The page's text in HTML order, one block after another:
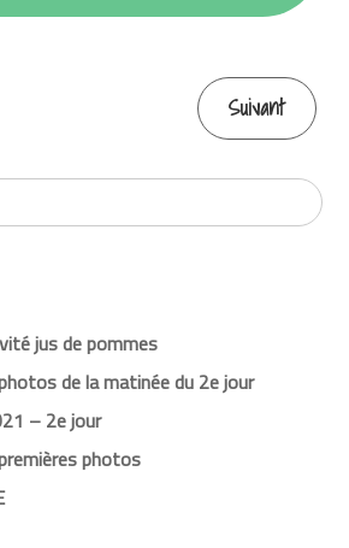
Suivant
jus de pommes
de la matinée du 2e jour
– 2e jour
photos